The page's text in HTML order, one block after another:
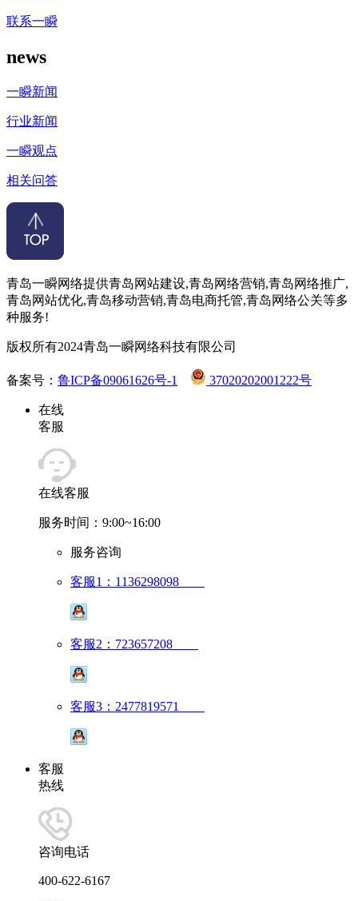
联系一瞬
news
一瞬新闻
行业新闻
一瞬观点
相关问答
青岛一瞬网络提供青岛网站建设,青岛网络营销,青岛网络推广,
青岛网站优化,青岛移动营销,青岛电商托管,青岛网络公关等多
种服务!
版权所有2024青岛一瞬网络科技有限公司
备案号： 鲁ICP备09061626号-1 37020202001222号
在线
客服
在线客服
服务时间：9:00~16:00
服务咨询
客服1：1136298098
客服2：723657208
客服3：2477819571
客服
热线
咨询电话
400-622-6167